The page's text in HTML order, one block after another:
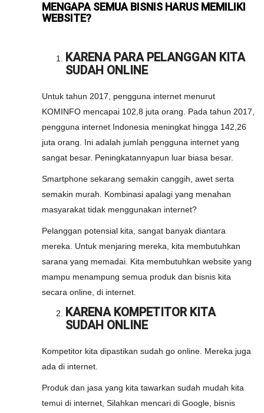
MENGAPA SEMUA BISNIS HARUS MEMILIKI
WEBSITE?
KARENA PARA PELANGGAN KITA
SUDAH ONLINE
Untuk tahun 2017, pengguna internet menurut
KOMINFO mencapai 102,8 juta orang. Pada tahun 2017,
pengguna internet Indonesia meningkat hingga 142,26
juta orang. Ini adalah jumlah pengguna internet yang
sangat besar. Peningkatannyapun luar biasa besar.
Smartphone sekarang semakin canggih, awet serta
semakin murah. Kombinasi apalagi yang menahan
masyarakat tidak menggunakan internet?
Pelanggan potensial kita, sangat banyak diantara
mereka. Untuk menjaring mereka, kita membutuhkan
sarana yang memadai. Kita membutuhkan website yang
mampu menampung semua produk dan bisnis kita
secara online, di internet.
KARENA KOMPETITOR KITA
SUDAH ONLINE
Kompetitor kita dipastikan sudah go online. Mereka juga
ada di internet.
Produk dan jasa yang kita tawarkan sudah mudah kita
temui di internet, Silahkan mencari di Google, bisnis